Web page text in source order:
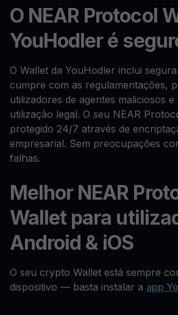
O NEAR Protocol
YouHodler é
O Wallet da YouHodler inclui
cumpre com as regulamentações,
utilizadores de agentes maliciosos
utilização legal. O seu NEAR
protegido 24/7 através de
empresarial. Sem preocupações
falhas.
Melhor NEAR
Wallet para
Android & iOS
O seu crypto Wallet está sempre
dispositivo — basta instalar a app